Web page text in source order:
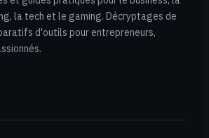
la tech et le gaming. Décryptages de
d'outils pour entrepreneurs,